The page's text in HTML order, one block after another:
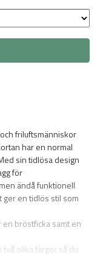
friluftsmänniskor
har en normal
sin tidlösa design
för
ändå funktionell
en tidlös stil som
bröstficka samt en
olika färger så du